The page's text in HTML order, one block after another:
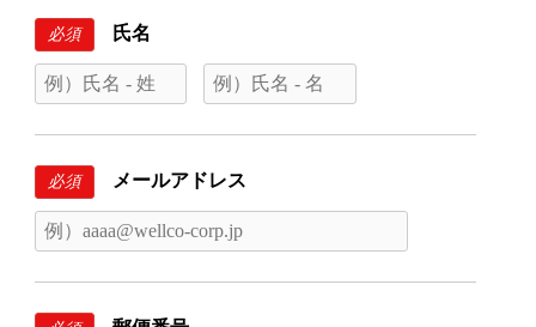
必須 氏名
必須 メールアドレス